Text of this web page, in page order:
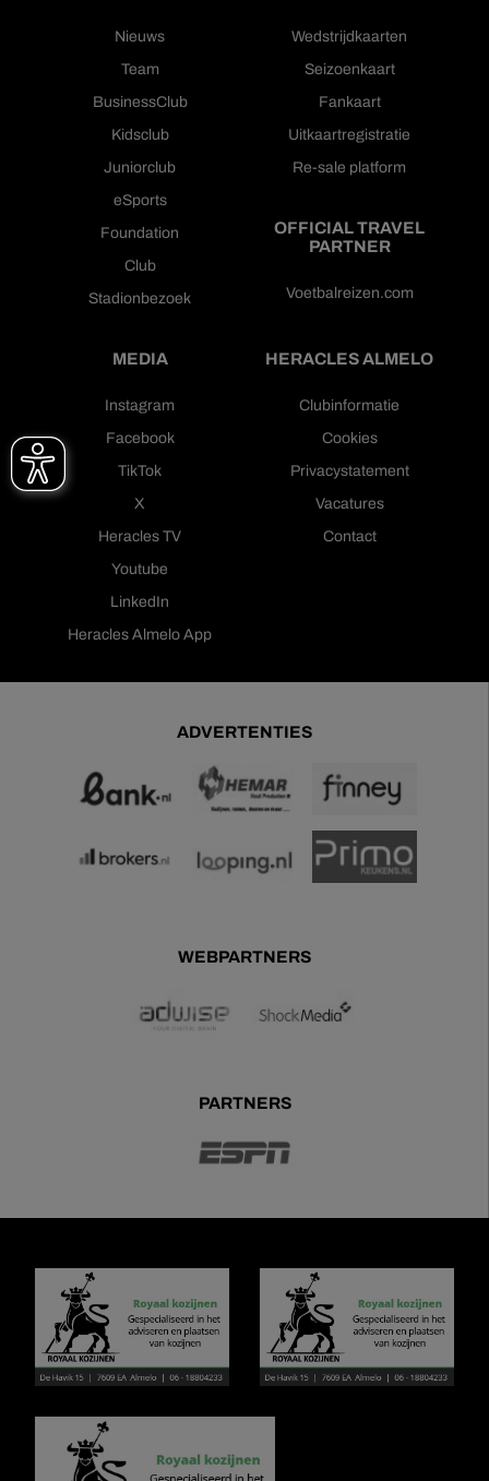
Nieuws
Team
BusinessClub
Kidsclub
Juniorclub
eSports
Foundation
Club
Stadionbezoek
Wedstrijdkaarten
Seizoenkaart
Fankaart
Uitkaartregistratie
Re-sale platform
OFFICIAL TRAVEL
PARTNER
Voetbalreizen.com
MEDIA
Instagram
Facebook
TikTok
X
Heracles TV
Youtube
LinkedIn
Heracles Almelo App
HERACLES ALMELO
Clubinformatie
Cookies
Privacystatement
Vacatures
Contact
ADVERTENTIES
WEBPARTNERS
PARTNERS